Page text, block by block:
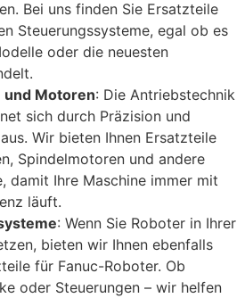
Bei uns finden Sie Ersatzteile
Steuerungssysteme, egal ob es
oder die neuesten
Motoren: Die Antriebstechnik
sich durch Präzision und
Wir bieten Ihnen Ersatzteile
Spindelmotoren und andere
damit Ihre Maschine immer mit
läuft.
: Wenn Sie Roboter in Ihrer
bieten wir Ihnen ebenfalls
für Fanuc-Roboter. Ob
oder Steuerungen – wir helfen